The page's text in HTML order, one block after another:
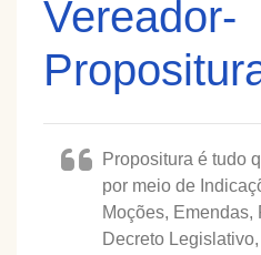
Vereador-
Propositura é tudo
por meio de
Moções, Emendas,
Decreto